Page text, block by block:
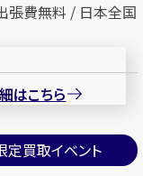
張費無料 / 日本全国
はこちら
定買取イベント